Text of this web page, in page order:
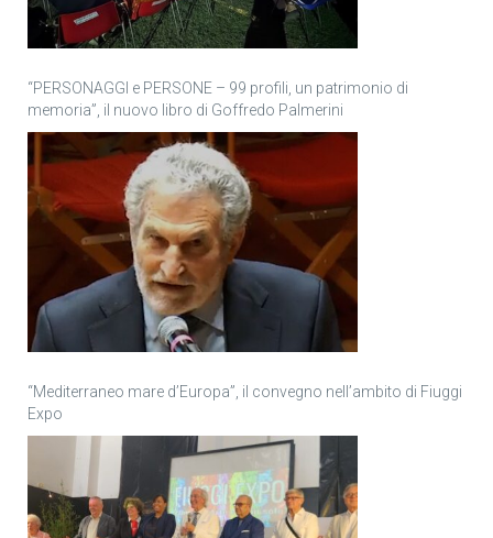
“PERSONAGGI e PERSONE – 99 profili, un patrimonio di
memoria”, il nuovo libro di Goffredo Palmerini
“Mediterraneo mare d’Europa”, il convegno nell’ambito di Fiuggi
Expo